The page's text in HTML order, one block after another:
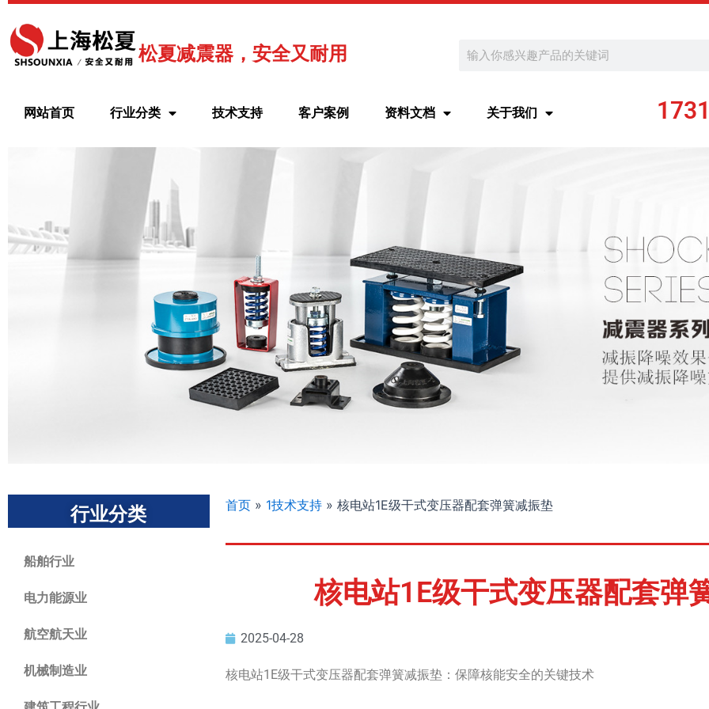
至
内
松夏减震器，安全又耐用
网站首页 行业分类 技术支持 客户案例 资料文档 关于我们
行业分类
船舶行业
电力能源业
航空航天业
机械制造业
首页 » 1技术支持 » 核电站1E级干式变压器配套弹簧减振垫
核电站1E级干式变压器配套弹
2025-04-28
核电站1E级干式变压器配套弹簧减振垫：保障核能安全的关键技术